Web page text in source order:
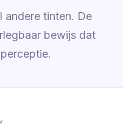
andere tinten. De
bewijs dat